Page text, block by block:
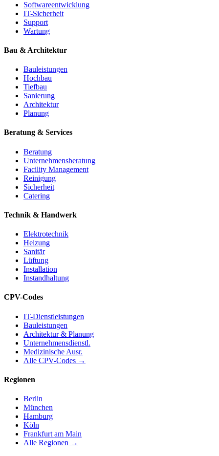
Softwareentwicklung
IT-Sicherheit
Support
Wartung
Bau & Architektur
Bauleistungen
Hochbau
Tiefbau
Sanierung
Architektur
Planung
Beratung & Services
Beratung
Unternehmensberatung
Facility Management
Reinigung
Sicherheit
Catering
Technik & Handwerk
Elektrotechnik
Heizung
Sanitär
Lüftung
Installation
Instandhaltung
CPV-Codes
IT-Dienstleistungen
Bauleistungen
Architektur & Planung
Unternehmensdienstl.
Medizinische Ausr.
Alle CPV-Codes →
Regionen
Berlin
München
Hamburg
Köln
Frankfurt am Main
Alle Regionen →